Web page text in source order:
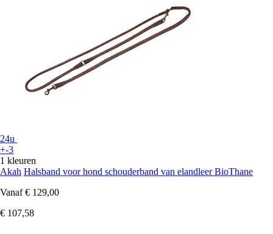
24u
+-3
1 kleuren
Akah Halsband voor hond schouderband van elandleer BioThane
Vanaf € 129,00
€ 107,58